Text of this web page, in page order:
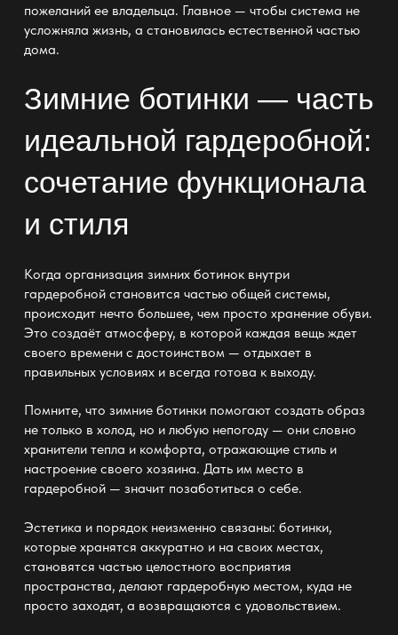
пожеланий ее владельца. Главное — чтобы система не
усложняла жизнь, а становилась естественной частью
дома.
Зимние ботинки — часть
идеальной гардеробной:
сочетание функционала
и стиля
Когда организация зимних ботинок внутри
гардеробной становится частью общей системы,
происходит нечто большее, чем просто хранение обуви.
Это создаёт атмосферу, в которой каждая вещь ждет
своего времени с достоинством — отдыхает в
правильных условиях и всегда готова к выходу.
Помните, что зимние ботинки помогают создать образ
не только в холод, но и любую непогоду — они словно
хранители тепла и комфорта, отражающие стиль и
настроение своего хозяина. Дать им место в
гардеробной — значит позаботиться о себе.
Эстетика и порядокнеизменно связаны: ботинки,
которые хранятся аккуратно и на своих местах,
становятся частью целостного восприятия
пространства, делают гардеробную местом, куда не
просто заходят, а возвращаются с удовольствием.